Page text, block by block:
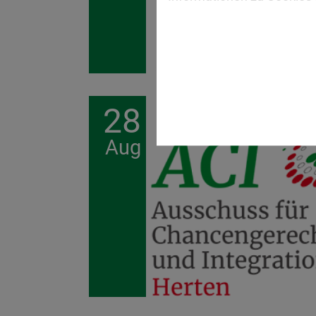
28
Aug